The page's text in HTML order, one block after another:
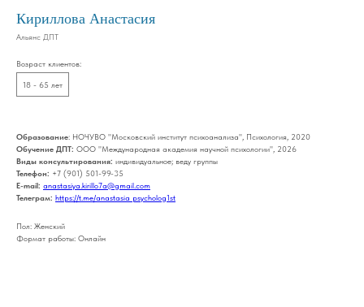
Кириллова Анастасия
Альянс ДПТ
Возраст клиентов:
18 - 65 лет
Образование: НОЧУВО "Московский институт психоанализа", Психология, 2020
Обучение ДПТ: ООО "Международная академия научной психологии", 2026
Виды консультирования: индивидуальное; веду группы
Телефон: +7 (901) 501-99-35
E-mail: anastasiya.kirillo7a@gmail.com
Телеграм: https://t.me/anastasia_psycholog1st
Пол: Женский
Формат работы: Онлайн